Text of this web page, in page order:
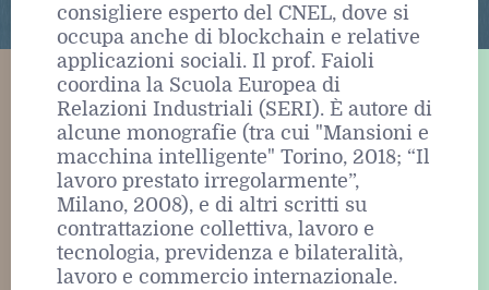
consigliere esperto del CNEL, dove si
occupa anche di blockchain e relative
applicazioni sociali. Il prof. Faioli
coordina la Scuola Europea di
Relazioni Industriali (SERI). È autore di
alcune monografie (tra cui "Mansioni e
macchina intelligente" Torino, 2018; “Il
lavoro prestato irregolarmente”,
Milano, 2008), e di altri scritti su
contrattazione collettiva, lavoro e
tecnologia, previdenza e bilateralità,
lavoro e commercio internazionale.